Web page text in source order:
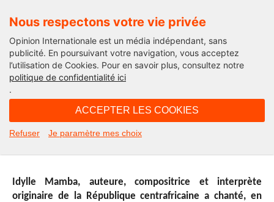
Nous respectons votre vie privée
Opinion Internationale est un média indépendant, sans
publicité. En poursuivant votre navigation, vous acceptez
l’utilisation de Cookies. Pour en savoir plus, consultez notre
politique de confidentialité ici
.
ACCEPTER LES COOKIES
Refuser Je paramètre mes choix
A la Une
Idylle Mamba : « La paix
Idylle Mamba, auteure, compositrice et interprète
originaire de la République centrafricaine a chanté, en